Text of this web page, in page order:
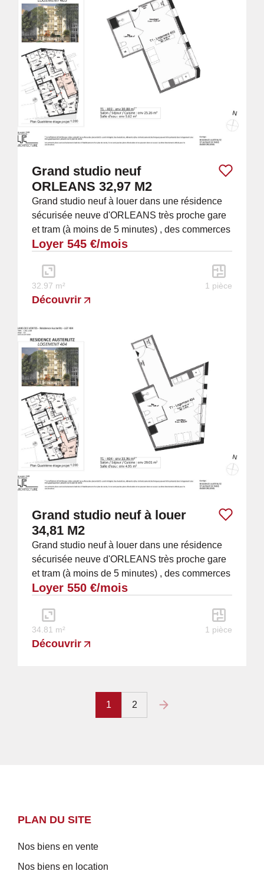
Grand studio neuf
ORLEANS 32,97 M2
Grand studio neuf à louer dans une résidence
sécurisée neuve d'ORLEANS très proche gare
et tram (à moins de 5 minutes) , des commerces
et du centre ville (étage 2/5 par...
Loyer 545 €/mois
32.97 m² 1 pièce
Découvrir
Grand studio neuf à louer
34,81 M2
Grand studio neuf à louer dans une résidence
sécurisée neuve d'ORLEANS très proche gare
et tram (à moins de 5 minutes) , des commerces
et du centre ville (étage n°2/5 par...
Loyer 550 €/mois
34.81 m² 1 pièce
Découvrir
1 2
PLAN DU SITE
Nos biens en vente
Nos biens en location